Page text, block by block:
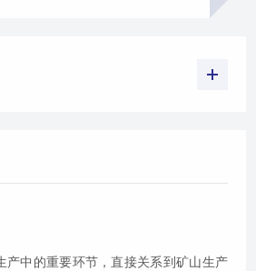
产中的重要环节，直接关系到矿山生产